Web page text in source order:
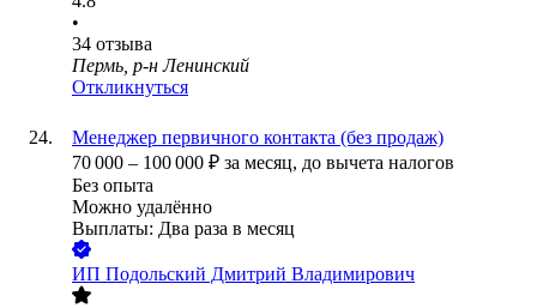
•
34 отзыва
Пермь, р-н Ленинский
Откликнуться
Менеджер первичного контакта (без продаж)
70 000 – 100 000 ₽ за месяц, до вычета налогов
Без опыта
Можно удалённо
Выплаты: Два раза в месяц
ИП Подольский Дмитрий Владимирович